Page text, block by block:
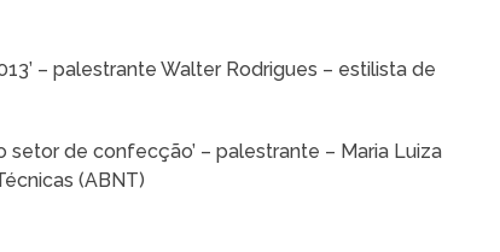
– palestrante Walter Rodrigues – estilista de
setor de confecção’ – palestrante – Maria Luiza
(ABNT)